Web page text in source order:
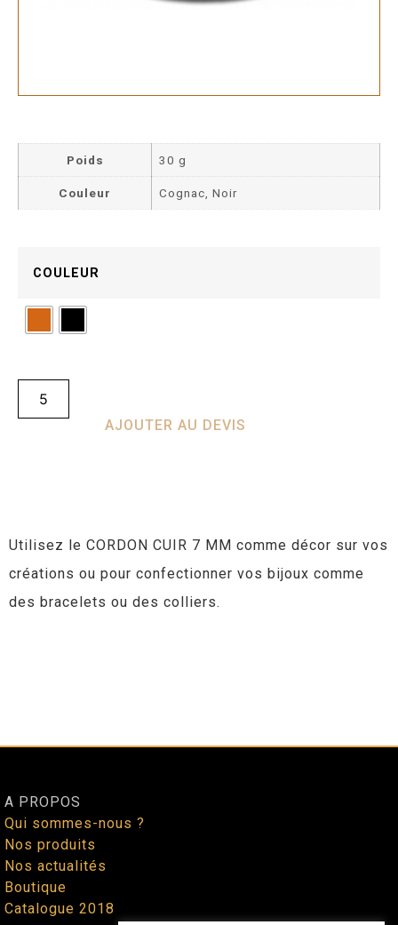
Poids 30 g
Couleur Cognac, Noir
COULEUR
AJOUTER AU DEVIS
Utilisez le CORDON CUIR 7 MM comme décor sur vos
créations ou pour confectionner vos bijoux comme
des bracelets ou des colliers.
A PROPOS
Qui sommes-nous ?
Nos produits
Nos actualités
Boutique
Catalogue 2018